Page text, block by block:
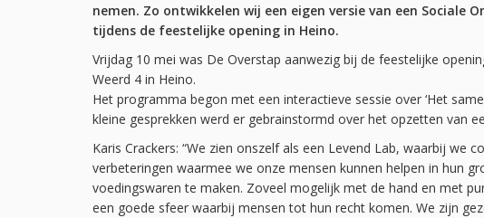
nemen. Zo ontwikkelen wij een eigen versie van een Sociale
tijdens de feestelijke opening in Heino.
Vrijdag 10 mei was De Overstap aanwezig bij de feestelijke
Weerd 4 in Heino.
Het programma begon met een interactieve sessie over ‘Het
kleine gesprekken werd er gebrainstormd over het opzetten van
Karis Crackers: “We zien onszelf als een Levend Lab, waarbij
verbeteringen waarmee we onze mensen kunnen helpen in hun
voedingswaren te maken. Zoveel mogelijk met de hand en met
een goede sfeer waarbij mensen tot hun recht komen. We zijn